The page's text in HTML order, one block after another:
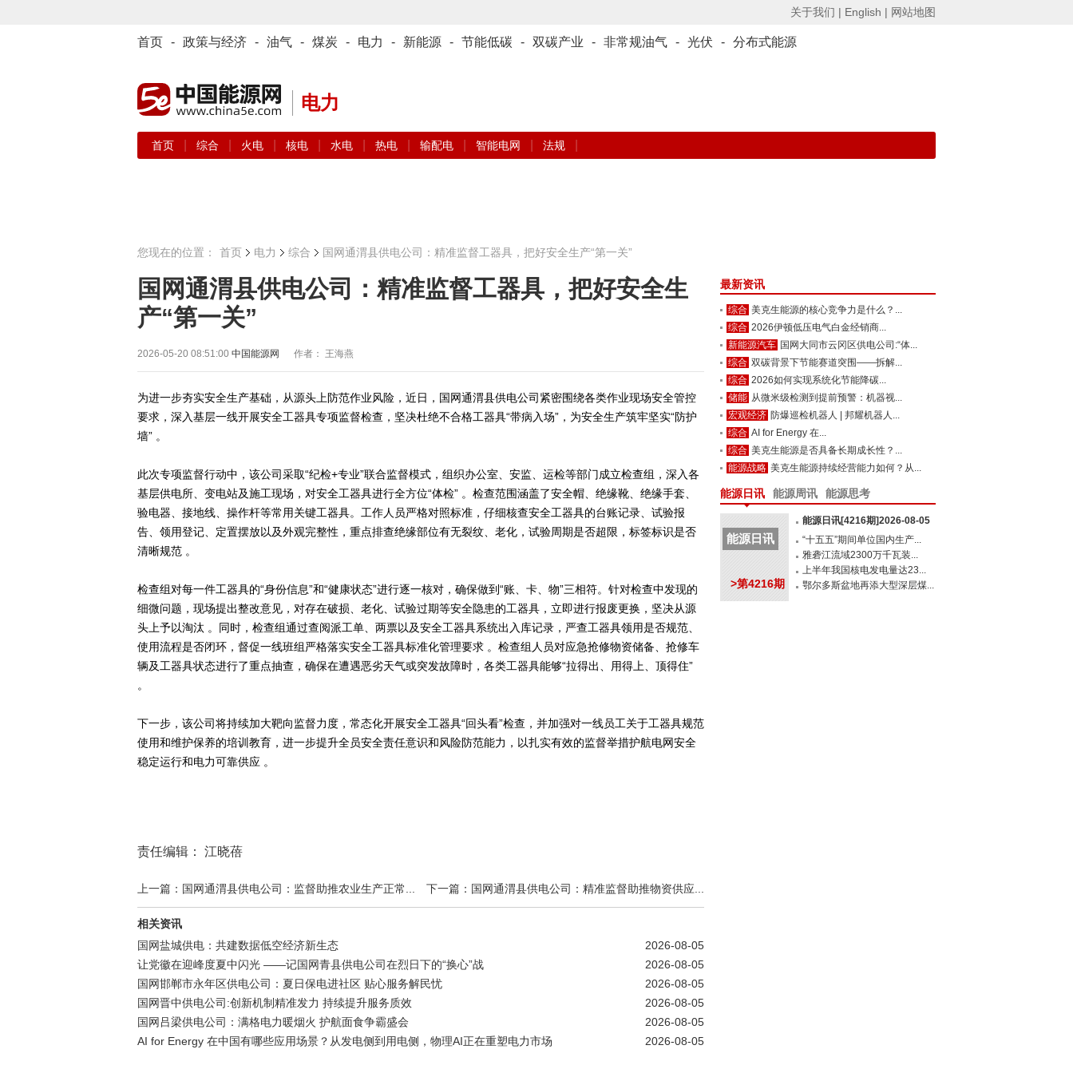
关于我们 | English | 网站地图
首页 - 政策与经济 - 油气 - 煤炭 - 电力 - 新能源 - 节能低碳 - 双碳产业 - 非常规油气 - 光伏 - 分布式能源
电力
首页 综合 火电 核电 水电 热电 输配电 智能电网 法规
您现在的位置： 首页 电力 综合 国网通渭县供电公司：精准监督工器具，把好安全生产“第一关”
国网通渭县供电公司：精准监督工器具，把好安全生
产“第一关”
2026-05-20 08:51:00 中国能源网 作者： 王海燕
为进一步夯实安全生产基础，从源头上防范作业风险，近日，国网通渭县供电公司紧密围绕各类作业现场安全管控
要求，深入基层一线开展安全工器具专项监督检查，坚决杜绝不合格工器具“带病入场”，为安全生产筑牢坚实“防护
墙” 。
此次专项监督行动中，该公司采取“纪检+专业”联合监督模式，组织办公室、安监、运检等部门成立检查组，深入各
基层供电所、变电站及施工现场，对安全工器具进行全方位“体检” 。检查范围涵盖了安全帽、绝缘靴、绝缘手套、
验电器、接地线、操作杆等常用关键工器具。工作人员严格对照标准，仔细核查安全工器具的台账记录、试验报
告、领用登记、定置摆放以及外观完整性，重点排查绝缘部位有无裂纹、老化，试验周期是否超限，标签标识是否
清晰规范 。
检查组对每一件工器具的“身份信息”和“健康状态”进行逐一核对，确保做到“账、卡、物”三相符。针对检查中发现的
细微问题，现场提出整改意见，对存在破损、老化、试验过期等安全隐患的工器具，立即进行报废更换，坚决从源
头上予以淘汰 。同时，检查组通过查阅派工单、两票以及安全工器具系统出入库记录，严查工器具领用是否规范、
使用流程是否闭环，督促一线班组严格落实安全工器具标准化管理要求 。检查组人员对应急抢修物资储备、抢修车
辆及工器具状态进行了重点抽查，确保在遭遇恶劣天气或突发故障时，各类工器具能够“拉得出、用得上、顶得住”
。
下一步，该公司将持续加大靶向监督力度，常态化开展安全工器具“回头看”检查，并加强对一线员工关于工器具规范
使用和维护保养的培训教育，进一步提升全员安全责任意识和风险防范能力，以扎实有效的监督举措护航电网安全
稳定运行和电力可靠供应 。
责任编辑： 江晓蓓
上一篇：国网通渭县供电公司：监督助推农业生产正常... 下一篇：国网通渭县供电公司：精准监督助推物资供应...
相关资讯
2026-08-05
国网盐城供电：共建数据低空经济新生态
2026-08-05
让党徽在迎峰度夏中闪光 ——记国网青县供电公司在烈日下的“换心”战
2026-08-05
国网邯郸市永年区供电公司：夏日保电进社区 贴心服务解民忧
2026-08-05
国网晋中供电公司:创新机制精准发力 持续提升服务质效
2026-08-05
国网吕梁供电公司：满格电力暖烟火 护航面食争霸盛会
2026-08-05
AI for Energy 在中国有哪些应用场景？从发电侧到用电侧，物理AI正在重塑电力市场
最新资讯
综合 美克生能源的核心竞争力是什么？...
综合 2026伊顿低压电气白金经销商...
新能源汽车 国网大同市云冈区供电公司:“体...
综合 双碳背景下节能赛道突围——拆解...
综合 2026如何实现系统化节能降碳...
储能 从微米级检测到提前预警：机器视...
宏观经济 防爆巡检机器人 | 邦耀机器人...
综合 AI for Energy 在...
综合 美克生能源是否具备长期成长性？...
能源战略 美克生能源持续经营能力如何？从...
能源日讯 能源周讯 能源思考
能源日讯
>第4216期
能源日讯[4216期]2026-08-05
“十五五”期间单位国内生产...
雅砻江流域2300万千瓦装...
上半年我国核电发电量达23...
鄂尔多斯盆地再添大型深层煤...